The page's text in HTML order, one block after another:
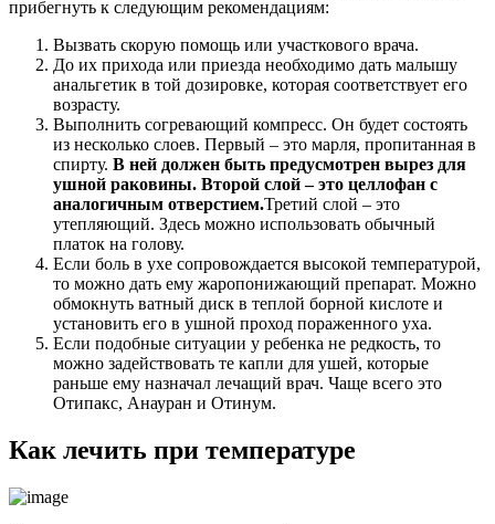
прибегнуть к следующим рекомендациям:
Вызвать скорую помощь или участкового врача.
До их прихода или приезда необходимо дать малышу
анальгетик в той дозировке, которая соответствует его
возрасту.
Выполнить согревающий компресс. Он будет состоять
из несколько слоев. Первый – это марля, пропитанная в
спирту. В ней должен быть предусмотрен вырез для
ушной раковины. Второй слой – это целлофан с
аналогичным отверстием.Третий слой – это
утепляющий. Здесь можно использовать обычный
платок на голову.
Если боль в ухе сопровождается высокой температурой,
то можно дать ему жаропонижающий препарат. Можно
обмокнуть ватный диск в теплой борной кислоте и
установить его в ушной проход пораженного уха.
Если подобные ситуации у ребенка не редкость, то
можно задействовать те капли для ушей, которые
раньше ему назначал лечащий врач. Чаще всего это
Отипакс, Анауран и Отинум.
Как лечить при температуре